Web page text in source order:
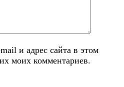
и адрес сайта в этом
моих комментариев.